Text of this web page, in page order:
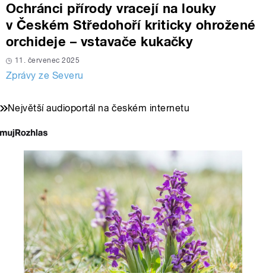
Ochránci přírody vracejí na louky
v Českém Středohoří kriticky ohrožené
orchideje – vstavače kukačky
11. červenec 2025
Zprávy ze Severu
Největší audioportál na českém internetu